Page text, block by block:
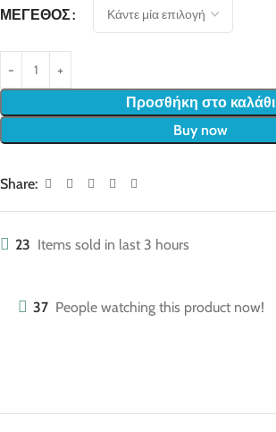
ΜΈΓΕΘΟΣ
Προσθήκη στο καλάθι
Buy now
Share:
23 Items sold in last 3 hours
37 People watching this product now!